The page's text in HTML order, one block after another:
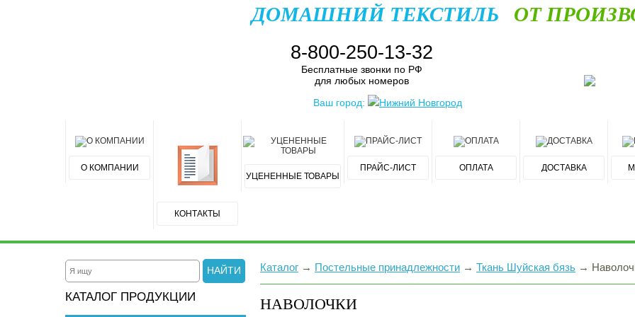
ДОМАШНИЙ ТЕКСТИЛЬ ОТ
8-800-250-13-32
Бесплатные звонки по РФ
для любых номеров
Ваш город:
Нижний Новгород
О КОМПАНИИ
КОНТАКТЫ
УЦЕНЕННЫЕ ТОВАРЫ
ПРАЙС-ЛИСТ ОПЛАТА ДОСТАВКА
НАЙТИ
КАТАЛОГ ПРОДУКЦИИ
Каталог → Постельные принадлежности → Ткань Шуйская бязь →
НАВОЛОЧКИ